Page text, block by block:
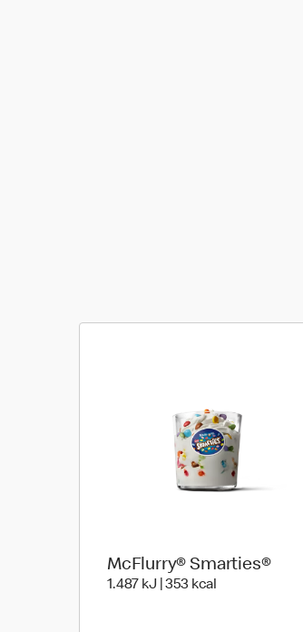
McFlurry® Smarties®
1.487 kJ | 353 kcal 1.487 kilo